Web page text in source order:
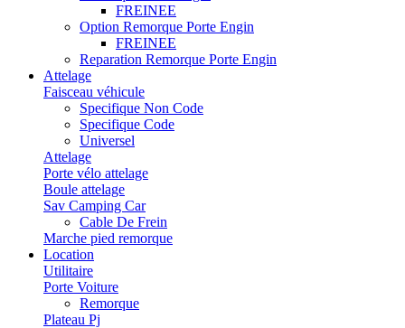
FREINEE
Option Remorque Porte Engin
FREINEE
Reparation Remorque Porte Engin
Attelage
Faisceau véhicule
Specifique Non Code
Specifique Code
Universel
Attelage
Porte vélo attelage
Boule attelage
Sav Camping Car
Cable De Frein
Marche pied remorque
Location
Utilitaire
Porte Voiture
Remorque
Plateau Pj